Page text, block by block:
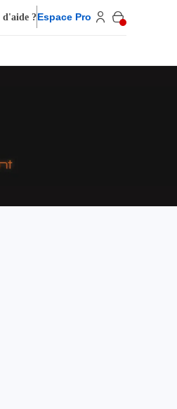
d'aide ?Espace Pro